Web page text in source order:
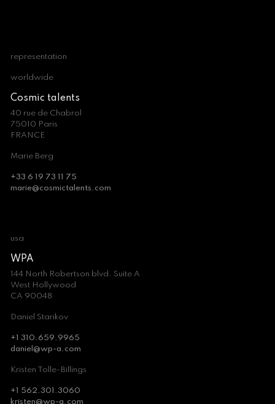
representation
worldwide
Cosmic talents
40 rue de Chabrol
75010 Paris
FRANCE
Marie Berg
+33 6 19 73 11 75
marie@cosmictalents.com
usa
WPA
144 North Robertson blvd. Suite A
West Hollywood
CA 90048
Daniel Starikov
+1 310.659.9965
daniel@wp-a.com
Kristen Tolle-Billings
+1 562.301.3060
kristen@wp-a.com